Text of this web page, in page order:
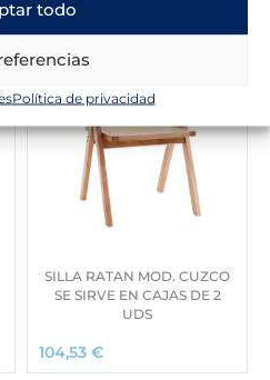
todo
Política de privacidad
SILLA RATAN MOD. CUZCO
SE SIRVE EN CAJAS DE 2
UDS
104,53 €